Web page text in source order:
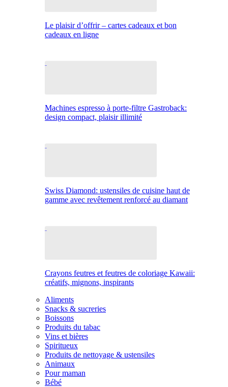
Le plaisir d’offrir – cartes cadeaux et bon
cadeaux en ligne
Machines espresso à porte-filtre Gastroback:
design compact, plaisir illimité
Swiss Diamond: ustensiles de cuisine haut de
gamme avec revêtement renforcé au diamant
Crayons feutres et feutres de coloriage Kawaii:
créatifs, mignons, inspirants
Aliments
Snacks & sucreries
Boissons
Produits du tabac
Vins et bières
Spiritueux
Produits de nettoyage & ustensiles
Animaux
Pour maman
Bébé